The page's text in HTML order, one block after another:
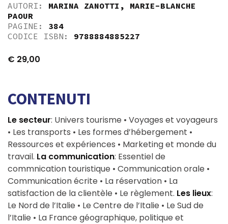
AUTORI: MARINA ZANOTTI , MARIE-BLANCHE
PAOUR
PAGINE: 384
CODICE ISBN: 9788884885227
€ 29,00
CONTENUTI
Le secteur: Univers tourisme • Voyages et voyageurs
• Les transports • Les formes d’hébergement •
Ressources et expériences • Marketing et monde du
travail. La communication: Essentiel de
commnication touristique • Communication orale •
Communication écrite • La réservation • La
satisfaction de la clientèle • Le règlement. Les lieux:
Le Nord de l’Italie • Le Centre de l’Italie • Le Sud de
l’Italie • La France géographique, politique et